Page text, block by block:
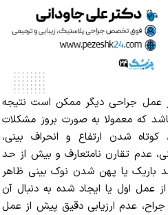
عمل جراحی دیگر ممکن است نتیجه
که معمولا به صورت بروز مشکلات
کوتاه شدن ارتفاع و انحراف بینی،
عدم تقارن نامتعارف و بیش از حد
باریک یا پهن شدن نوک بینی ظاهر
عمل اول یا ایجاد شده به دنبال آن
جراح، عدم ارزیابی دقیق پیش از عمل